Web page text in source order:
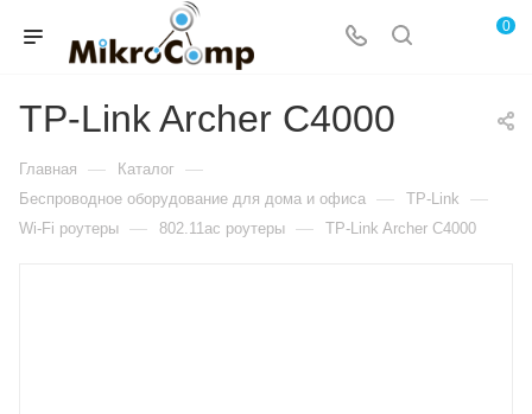
0
TP-Link Archer C4000
Главная — Каталог —
Беспроводное оборудование для дома и офиса — TP-Link —
Wi-Fi роутеры — 802.11ac роутеры — TP-Link Archer C4000